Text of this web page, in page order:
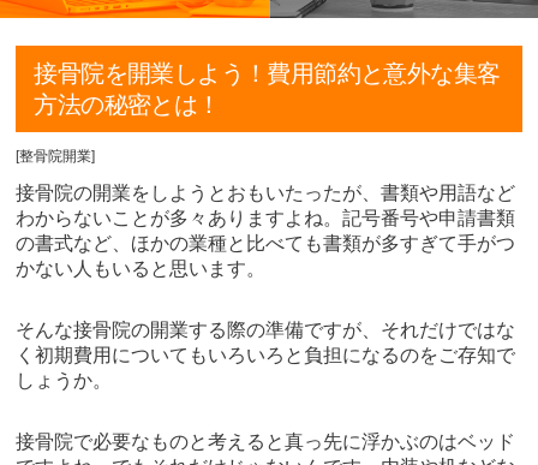
接骨院を開業しよう！費用節約と意外な集客
方法の秘密とは！
[整骨院開業]
接骨院の開業をしようとおもいたったが、書類や用語など
わからないことが多々ありますよね。記号番号や申請書類
の書式など、ほかの業種と比べても書類が多すぎて手がつ
かない人もいると思います。
そんな接骨院の開業する際の準備ですが、それだけではな
く初期費用についてもいろいろと負担になるのをご存知で
しょうか。
接骨院で必要なものと考えると真っ先に浮かぶのはベッド